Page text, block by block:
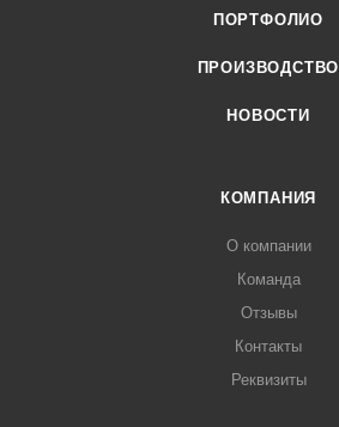
ПОРТФОЛИО
ПРОИЗВОДСТВО
НОВОСТИ
КОМПАНИЯ
О компании
Команда
Отзывы
Контакты
Реквизиты